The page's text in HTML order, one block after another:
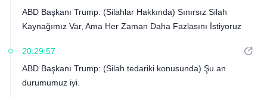
ABD Başkanı Trump: (Silahlar Hakkında) Sınırsız Silah
Kaynağımız Var, Ama Her Zaman Daha Fazlasını İstiyoruz
20:29:57
ABD Başkanı Trump: (Silah tedariki konusunda) Şu an
durumumuz iyi.